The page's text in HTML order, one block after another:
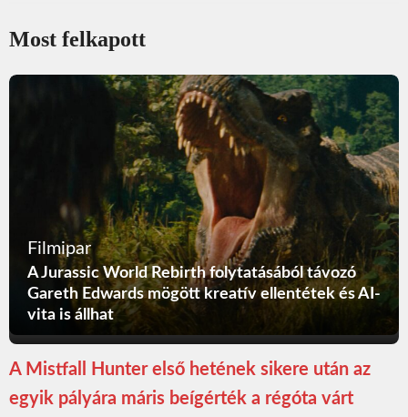
Most felkapott
Filmipar
A Jurassic World Rebirth folytatásából távozó
Gareth Edwards mögött kreatív ellentétek és AI-
vita is állhat
A Mistfall Hunter első hetének sikere után az
egyik pályára máris beígérték a régóta várt